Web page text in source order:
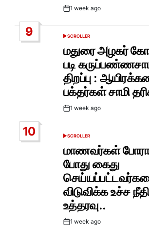
Post1 week ago
9
POSTED
SCROLLER
மதுரை அழகர்
படி
திறப்பு :
பக்தர்கள் சாமி
Post1 week ago
10
POSTED
SCROLLER
மாணவர்கள்
போது கைது
விடுவிக்க உச்ச
உத்தரவு..
Post1 week ago